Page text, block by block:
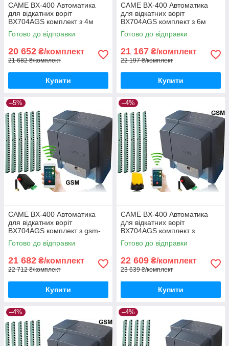
CAME BX-400 Автоматика
для відкатних воріт
BX704AGS комплект з 4м
рейки і gsm-модулем
Готово до відправки
20 652 ₴/комплект
21 682 ₴/комплект
Купити
CAME BX-400 Автоматика
для відкатних воріт
BX704AGS комплект з 6м
рейки і gsm-модулем
Готово до відправки
21 167 ₴/комплект
22 197 ₴/комплект
Купити
–5%
CAME BX-400 Автоматика
для відкатних воріт
BX704AGS комплект з gsm-
модулем та 6м рейки
Готово до відправки
21 682 ₴/комплект
22 712 ₴/комплект
Купити
–4%
CAME BX-400 Автоматика
для відкатних воріт
BX704AGS комплект з
лампою, 5м рейки і gsm-
модулем
Готово до відправки
22 609 ₴/комплект
23 639 ₴/комплект
Купити
–4% –4%